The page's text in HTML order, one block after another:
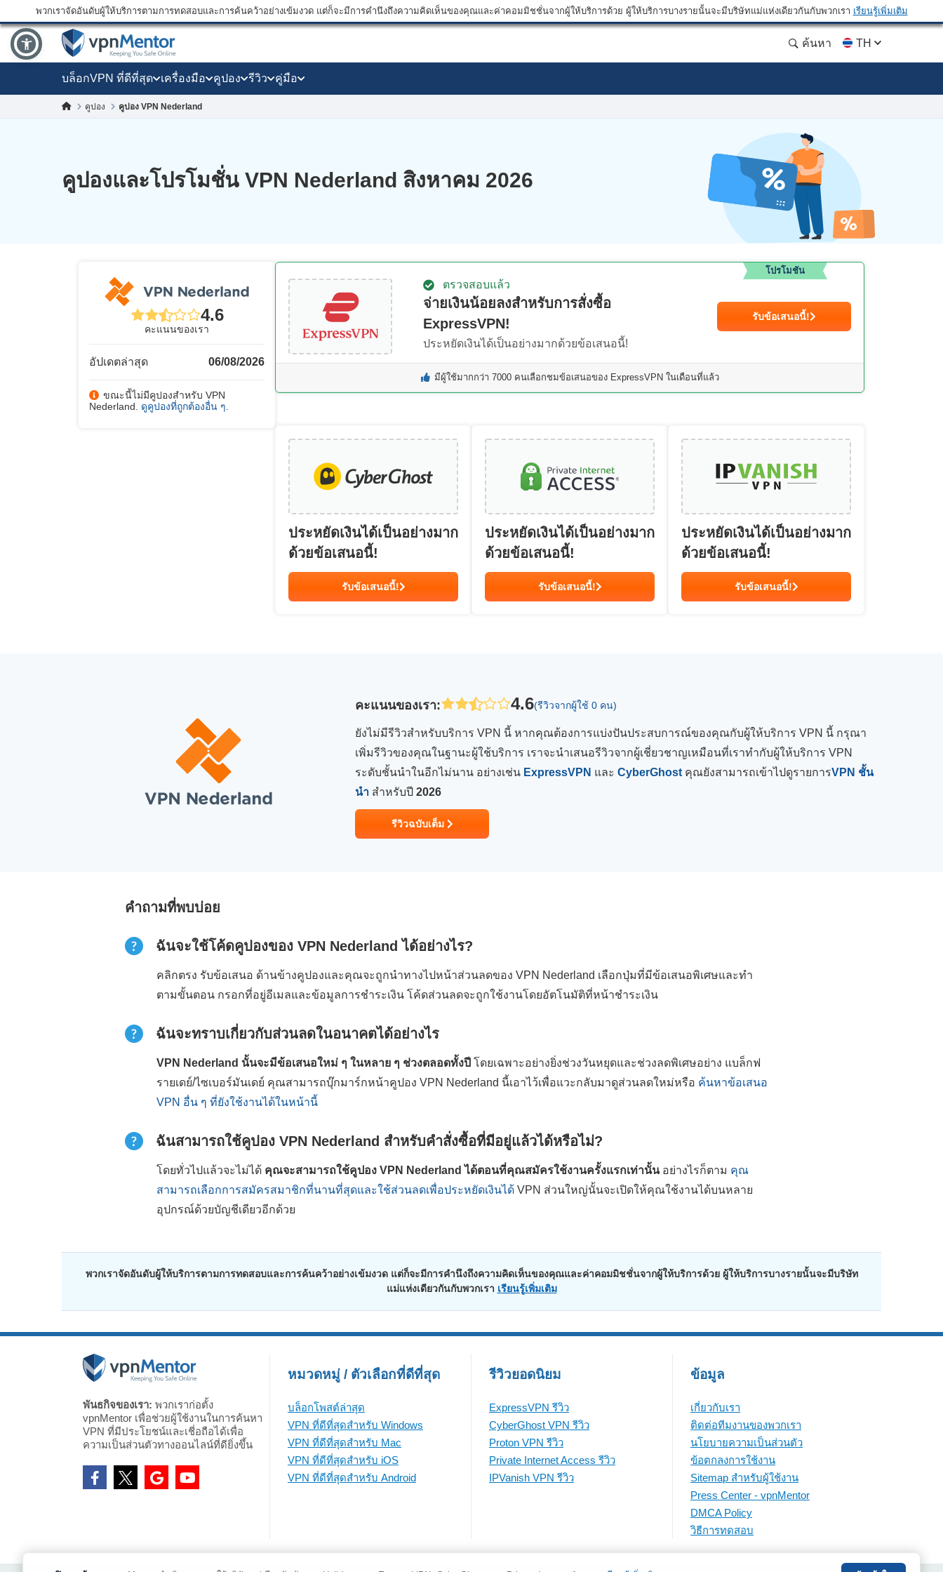
พวกเราจัดอันดับผู้ให้บริการตามการทดสอบและการค้นคว้าอย่างเข้มงวด แต่ก็จะมีการคำนึงถึงความคิดเห็นของคุณและค่าคอมมิชชั่นจากผู้ให้บริการด้วย ผู้ให้บริการบางรายนั้นจะมีบริษัทแม่แห่งเดียวกันกับพวกเรา เรียนรู้เพิ่มเติม
ค้นหา TH
บล็อกVPN ที่ดีที่สุด เครื่องมือ คูปอง รีวิว คู่มือ
คูปอง คูปอง VPN Nederland
คูปองและโปรโมชั่น VPN Nederland สิงหาคม 2026
4.6
คะแนนของเรา
อัปเดตล่าสุด 06/08/2026
ขณะนี้ไม่มีคูปองสำหรับ VPN
Nederland. ดูคูปองที่ถูกต้องอื่น ๆ
ตรวจสอบแล้ว
จ่ายเงินน้อยลงสำหรับการสั่งซื้อ
ExpressVPN!
ประหยัดเงินได้เป็นอย่างมากด้วยข้อเสนอนี้!
รับข้อเสนอนี้!
โปรโมชัน
มีผู้ใช้มากกว่า 7000 คนเลือกชมข้อเสนอของ ExpressVPN ในเดือนที่แล้ว
ประหยัดเงินได้เป็นอย่างมาก
ด้วยข้อเสนอนี้!
รับข้อเสนอนี้!
ประหยัดเงินได้เป็นอย่างมาก
ด้วยข้อเสนอนี้!
รับข้อเสนอนี้!
ประหยัดเงินได้เป็นอย่างมาก
ด้วยข้อเสนอนี้!
รับข้อเสนอนี้!
คะแนนของเรา: 4.6(รีวิวจากผู้ใช้ 0 คน)
ยังไม่มีรีวิวสำหรับบริการ VPN นี้ หากคุณต้องการแบ่งปันประสบการณ์ของคุณกับผู้ให้บริการ VPN นี้ กรุณา
เพิ่มรีวิวของคุณในฐานะผู้ใช้บริการ เราจะนำเสนอรีวิวจากผู้เชี่ยวชาญเหมือนที่เราทำกับผู้ให้บริการ VPN
ระดับชั้นนำในอีกไม่นาน อย่างเช่น ExpressVPN และ CyberGhost คุณยังสามารถเข้าไปดูรายการVPN ชั้น
นำ สำหรับปี 2026
รีวิวฉบับเต็ม
คำถามที่พบบ่อย
ฉันจะใช้โค้ดคูปองของ VPN Nederland ได้อย่างไร?
คลิกตรง รับข้อเสนอ ด้านข้างคูปองและคุณจะถูกนำทางไปหน้าส่วนลดของ VPN Nederland เลือกปุ่มที่มีข้อเสนอพิเศษและทำ
ตามขั้นตอน กรอกที่อยู่อีเมลและข้อมูลการชำระเงิน โค้ดส่วนลดจะถูกใช้งานโดยอัตโนมัติที่หน้าชำระเงิน
ฉันจะทราบเกี่ยวกับส่วนลดในอนาคตได้อย่างไร
VPN Nederland นั้นจะมีข้อเสนอใหม่ ๆ ในหลาย ๆ ช่วงตลอดทั้งปี โดยเฉพาะอย่างยิ่งช่วงวันหยุดและช่วงลดพิเศษอย่าง แบล็กฟ
รายเดย์/ไซเบอร์มันเดย์ คุณสามารถบุ๊กมาร์กหน้าคูปอง VPN Nederland นี้เอาไว้เพื่อแวะกลับมาดูส่วนลดใหม่หรือ ค้นหาข้อเสนอ
VPN อื่น ๆ ที่ยังใช้งานได้ในหน้านี้
ฉันสามารถใช้คูปอง VPN Nederland สำหรับคำสั่งซื้อที่มีอยู่แล้วได้หรือไม่?
โดยทั่วไปแล้วจะไม่ได้ คุณจะสามารถใช้คูปอง VPN Nederland ได้ตอนที่คุณสมัครใช้งานครั้งแรกเท่านั้นอย่างไรก็ตาม คุณ
สามารถเลือกการสมัครสมาชิกที่นานที่สุดและใช้ส่วนลดเพื่อประหยัดเงินได้ VPN ส่วนใหญ่นั้นจะเปิดให้คุณใช้งานได้บนหลาย
อุปกรณ์ด้วยบัญชีเดียวอีกด้วย
พวกเราจัดอันดับผู้ให้บริการตามการทดสอบและการค้นคว้าอย่างเข้มงวด แต่ก็จะมีการคำนึงถึงความคิดเห็นของคุณและค่าคอมมิชชั่นจากผู้ให้บริการด้วย ผู้ให้บริการบางรายนั้นจะมีบริษัท
แม่แห่งเดียวกันกับพวกเรา เรียนรู้เพิ่มเติม
พันธกิจของเรา: พวกเราก่อตั้ง
vpnMentor เพื่อช่วยผู้ใช้งานในการค้นหา
VPN ที่มีประโยชน์และเชี่อถือได้เพื่อ
ความเป็นส่วนตัวทางออนไลน์ที่ดียิ่งขึ้น
หมวดหมู่ / ตัวเลือกที่ดีที่สุด
บล็อกโพสต์ล่าสุด
VPN ที่ดีที่สุดสำหรับ Windows
VPN ที่ดีที่สุดสำหรับ Mac
VPN ที่ดีที่สุดสำหรับ iOS
VPN ที่ดีที่สุดสำหรับ Android
รีวิวยอดนิยม
ExpressVPN รีวิว
CyberGhost VPN รีวิว
Proton VPN รีวิว
Private Internet Access รีวิว
IPVanish VPN รีวิว
ข้อมูล
เกี่ยวกับเรา
ติดต่อทีมงานของพวกเรา
นโยบายความเป็นส่วนตัว
ข้อตกลงการใช้งาน
Sitemap สำหรับผู้ใช้งาน
Press Center - vpnMentor
DMCA Policy
วิธีการทดสอบ